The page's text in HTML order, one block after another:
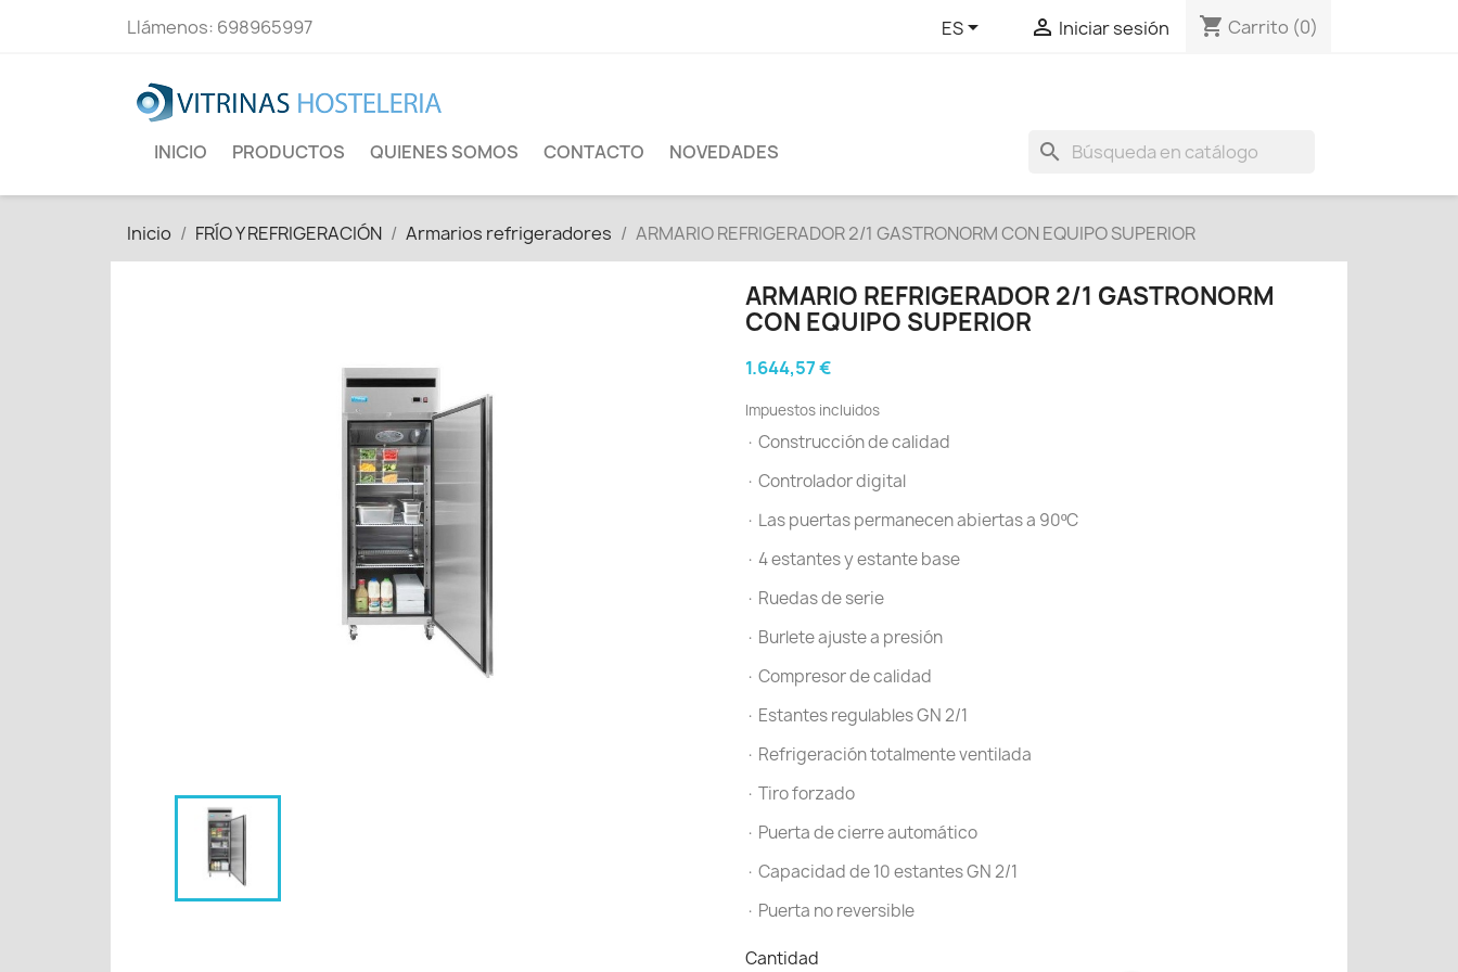
Llámenos: 698965997 ES  Iniciar sesión shopping_cart Carrito (0)
INICIO PRODUCTOS QUIENES SOMOS CONTACTO NOVEDADES search
Inicio FRÍO Y REFRIGERACIÓN Armarios refrigeradores ARMARIO REFRIGERADOR 2/1 GASTRONORM CON EQUIPO SUPERIOR
ARMARIO REFRIGERADOR 2/1 GASTRONORM
CON EQUIPO SUPERIOR
1.644,57 €
Impuestos incluidos
· Construcción de calidad
· Controlador digital
· Las puertas permanecen abiertas a 90ºC
· 4 estantes y estante base
· Ruedas de serie
· Burlete ajuste a presión
· Compresor de calidad
· Estantes regulables GN 2/1
· Refrigeración totalmente ventilada
· Tiro forzado
· Puerta de cierre automático
· Capacidad de 10 estantes GN 2/1
· Puerta no reversible
Cantidad